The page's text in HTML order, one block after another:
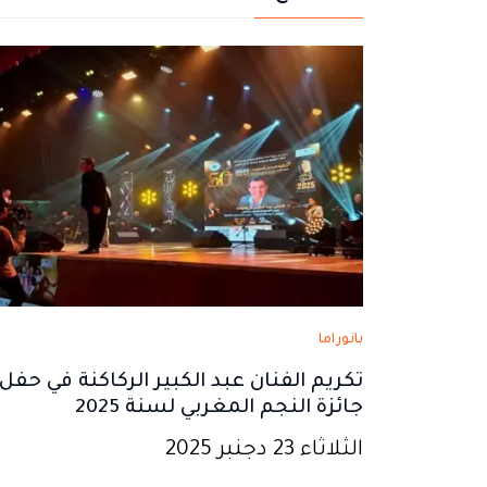
جديدةجديدة جديدةجديدة
بانوراما
تكريم الفنان عبد الكبير الركاكنة في حفل
جائزة النجم المغربي لسنة 2025
الثلاثاء 23 دجنبر 2025